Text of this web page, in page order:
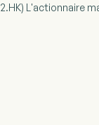
L'actionnaire